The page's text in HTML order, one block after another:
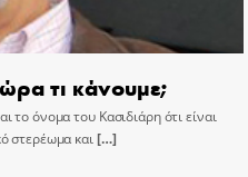
τι κάνουμε;
το όνομα του Κασιδιάρη ότι είναι
στερέωμα και[…]